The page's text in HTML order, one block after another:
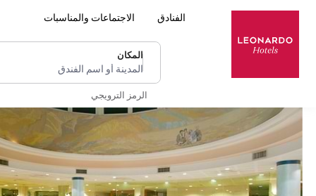
الفنادق الاجتماعات والمناسبات
المكان
المدينة أو اسم الفندق
الرمز الترويجي